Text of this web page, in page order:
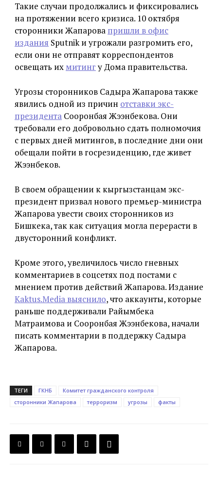
Такие случаи продолжались и фиксировались
на протяжении всего кризиса. 10 октября
сторонники Жапарова пришли в офис
издания Sputnik и угрожали разгромить его,
если они не отправят корреспондентов
освещать их митингу Дома правительства.
Угрозы сторонников Садыра Жапарова также
явились одной из причин отставки экс-
президента Сооронбая Жээнбекова. Они
требовали его добровольно сдать полномочия
с первых дней митингов, в последние дни они
обещали пойти в госрезиденцию, где живет
Жээнбеков.
В своем обращении к кыргызстанцам экс-
президент призвал нового премьер-министра
Жапарова увести своих сторонников из
Бишкека, так как ситуация могла перерасти в
двусторонний конфликт.
Кроме этого, увеличилось число гневных
комментариев в соцсетях под постами с
мнением против действий Жапарова. Издание
Kaktus.Media выяснило, что аккаунты, которые
раньше поддерживали Райымбека
Матраимова и Сооронбая Жээнбекова, начали
писать комментарии в поддержку Садыра
Жапарова.
ТЕГИ ГКНБ
Комитет гражданского контроля
сторонники Жапарова
терроризм угрозы факты